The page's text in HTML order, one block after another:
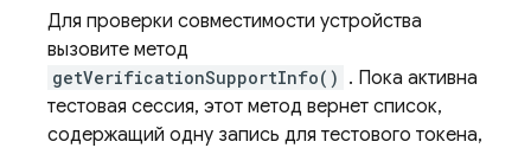
Для проверки совместимости устройства
вызовите метод
getVerificationSupportInfo() . Пока активна
тестовая сессия, этот метод вернет список,
содержащий одну запись для тестового токена,